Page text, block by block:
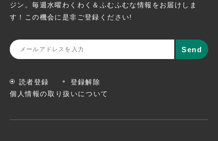
ジン。毎週水曜わくわく＆ふむふむな情報をお届けしま
す！この機会に 是非ご登録ください!
読者登録
登録解除
個人情報の取り扱いについて